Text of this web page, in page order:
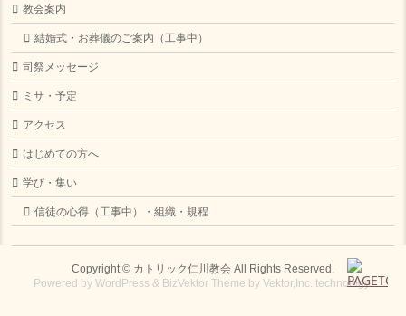
教会案内
結婚式・お葬儀のご案内（工事中）
司祭メッセージ
ミサ・予定
アクセス
はじめての方へ
学び・集い
信徒の心得（工事中）・組織・規程
Copyright © カトリック仁川教会All Rights Reserved.
Powered byWordPress & BizVektor Theme byVektor,Inc. technology.